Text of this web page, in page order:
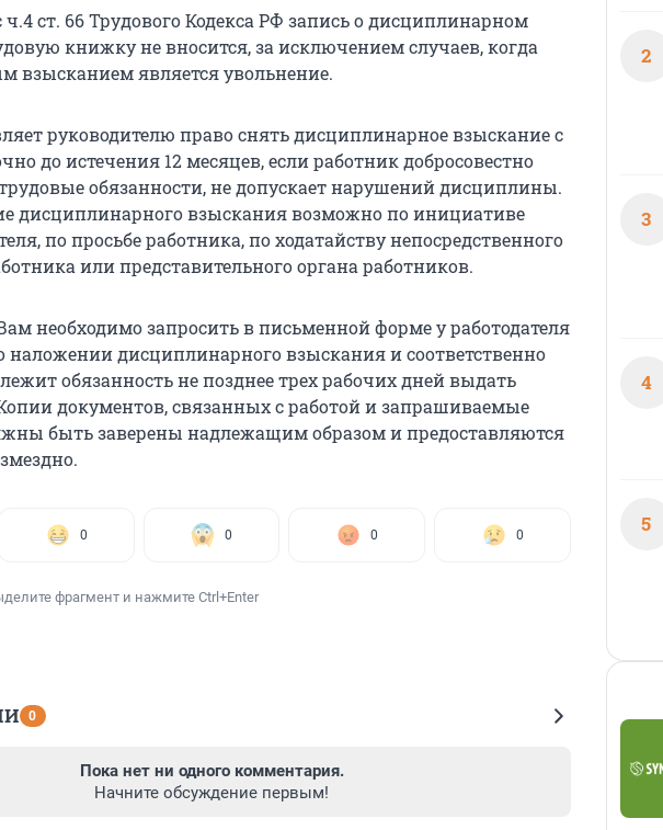
ч.4 ст. 66 Трудового Кодекса РФ запись о дисциплинарном
книжку не вносится, за исключением случаев, когда
взысканием является увольнение.
руководителю право снять дисциплинарное взыскание с
до истечения 12 месяцев, если работник добросовестно
обязанности, не допускает нарушений дисциплины.
дисциплинарного взыскания возможно по инициативе
по просьбе работника, по ходатайству непосредственного
или представительного органа работников.
необходимо запросить в письменной форме у работодателя
наложении дисциплинарного взыскания и соответственно
обязанность не позднее трех рабочих дней выдать
документов, связанных с работой и запрашиваемые
быть заверены надлежащим образом и предоставляются
0 0 0 0
фрагмент и нажмите Ctrl+Enter
0
Пока нет ни одного комментария.
Начните обсуждение первым!
2
3
4
5